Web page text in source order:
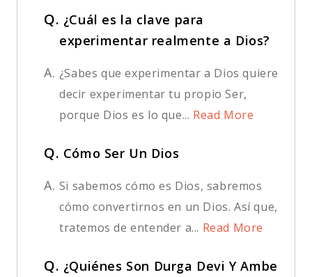
Q. ¿Cuál es la clave para
experimentar realmente a Dios?
A. ¿Sabes que experimentar a Dios quiere
decir experimentar tu propio Ser,
porque Dios es lo que... Read More
Q. Cómo Ser Un Dios
A. Si sabemos cómo es Dios, sabremos
cómo convertirnos en un Dios. Así que,
tratemos de entender a... Read More
Q. ¿Quiénes Son Durga Devi Y Ambe